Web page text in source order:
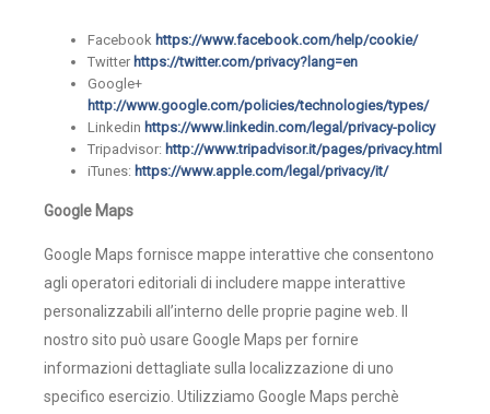
Facebook https://www.facebook.com/help/cookie/
Twitter https://twitter.com/privacy?lang=en
Google+
http://www.google.com/policies/technologies/types/
Linkedin https://www.linkedin.com/legal/privacy-policy
Tripadvisor: http://www.tripadvisor.it/pages/privacy.html
iTunes: https://www.apple.com/legal/privacy/it/
Google Maps
Google Maps fornisce mappe interattive che consentono
agli operatori editoriali di includere mappe interattive
personalizzabili all’interno delle proprie pagine web. Il
nostro sito può usare Google Maps per fornire
informazioni dettagliate sulla localizzazione di uno
specifico esercizio. Utilizziamo Google Maps perchè